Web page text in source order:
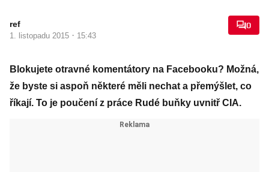
ref
1. listopadu 2015 · 15:43
0
Blokujete otravné komentátory na Facebooku? Možná,
že byste si aspoň některé měli nechat a přemýšlet, co
říkají. To je poučení z práce Rudé buňky uvnitř CIA.